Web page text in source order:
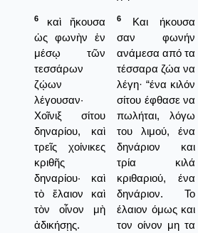
6
καὶ ἤκουσα
ὡς φωνὴν ἐν
μέσῳ τῶν
τεσσάρων
ζῴων
λέγουσαν·
Χοῖνιξ σίτου
δηναρίου, καὶ
τρεῖς χοίνικες
κριθῆς
δηναρίου· καὶ
τὸ ἔλαιον καὶ
τὸν οἶνον μὴ
ἀδικήσῃς.
6
Και ήκουσα
σαν φωνήν
ανάμεσα από τα
τέσσαρα ζώα να
λέγη· “ένα κιλόν
σίτου έφθασε να
πωλήται, λόγω
του λιμού, ένα
δηνάριον και
τρία κιλά
κριθαριού, ένα
δηνάριον. Το
έλαιον όμως και
τον οίνον μη τα